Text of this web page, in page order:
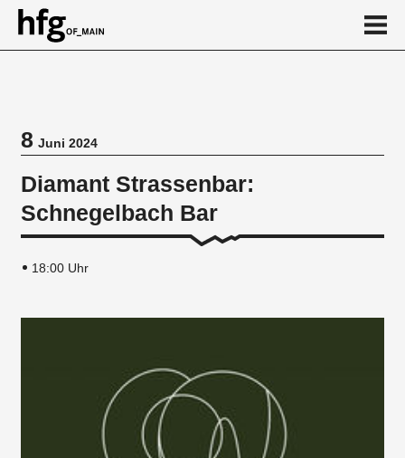
Vortragsreihe
8Juni 2024
Diamant Strassenbar:
Schnegelbach Bar
18:00 Uhr